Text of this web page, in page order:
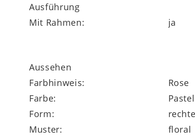
Neben diesem bezaubernden Bild
Ausführung
Mit Rahmen:
ja
Aussehen
Farbhinweis:
Rose
Farbe:
Form:
Muster:
floral